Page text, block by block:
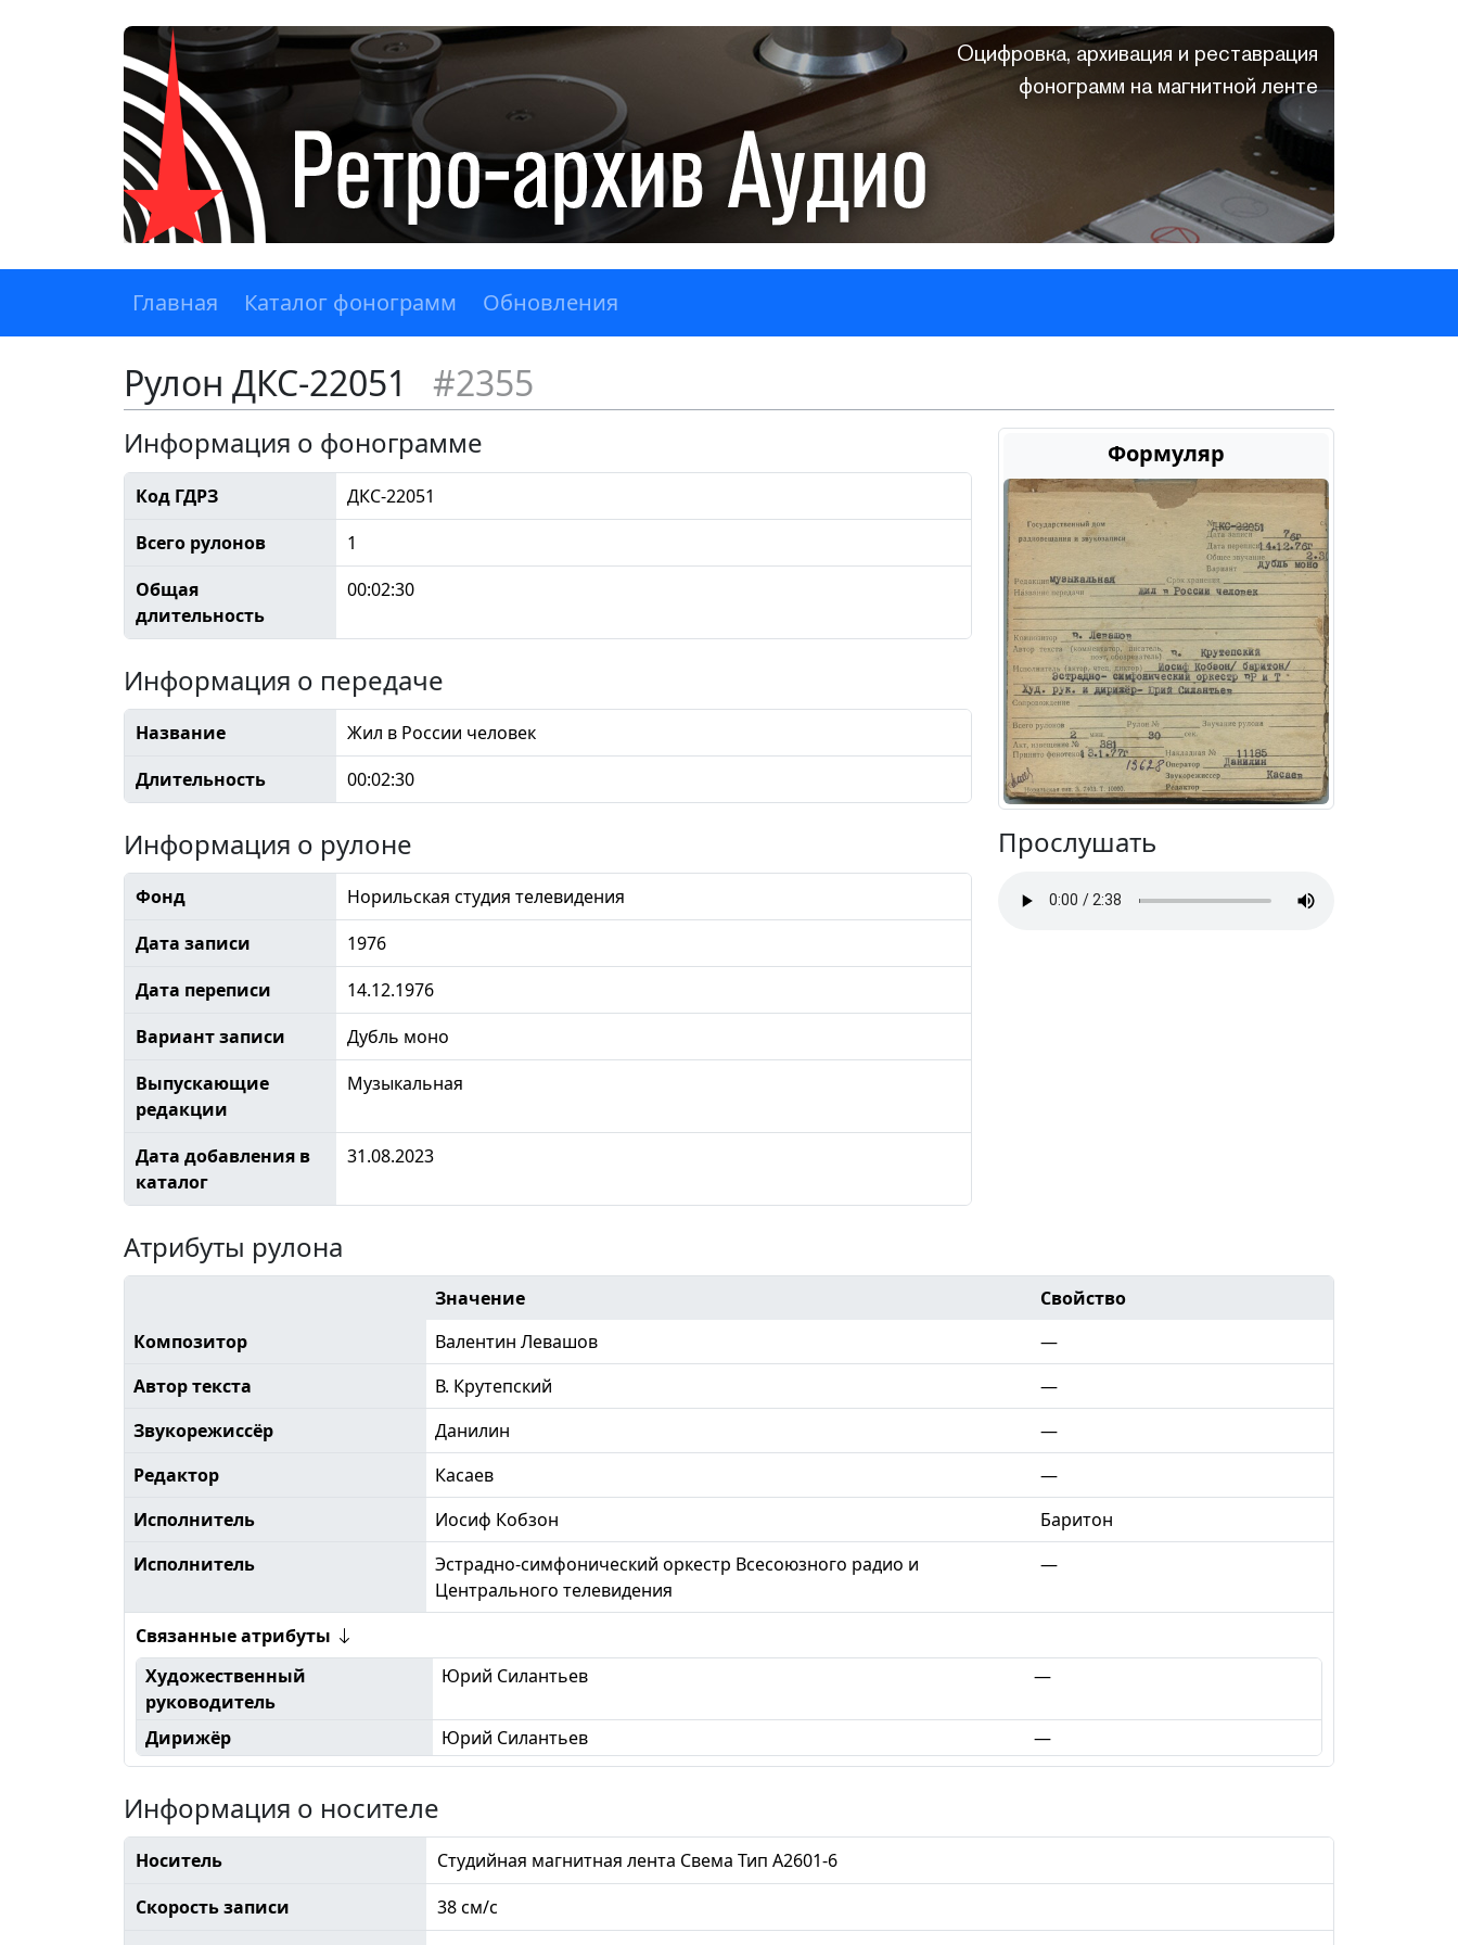
Оцифровка, архивация и реставрация
фонограмм на магнитной ленте
Главная Каталог фонограмм Обновления
Рулон ДКС-22051 #2355
Формуляр
Прослушать
Информация о фонограмме
Код ГДРЗ
ДКС-22051
Всего рулонов
1
Общая
длительность
00:02:30
Информация о передаче
Название
Жил в России человек
Длительность
00:02:30
Информация о рулоне
Фонд
Норильская студия телевидения
Дата записи
1976
Дата переписи
14.12.1976
Вариант записи
Дубль моно
Выпускающие
редакции
Музыкальная
Дата добавления в
каталог
31.08.2023
Атрибуты рулона
Значение
Свойство
Композитор
Валентин Левашов
—
Автор текста
В. Крутепский
—
Звукорежиссёр
Данилин
—
Редактор
Касаев
—
Исполнитель
Иосиф Кобзон
Баритон
Исполнитель
Эстрадно-симфонический оркестр Всесоюзного радио и
Центрального телевидения
—
Связанные атрибуты
Художественный
руководитель
Юрий Силантьев —
Дирижёр Юрий Силантьев —
Информация о носителе
Носитель
Студийная магнитная лента Свема Тип А2601-6
Скорость записи
38 см/с